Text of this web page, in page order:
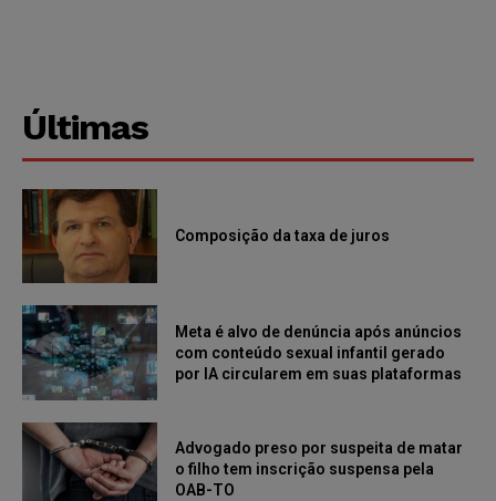
Últimas
Composição da taxa de juros
Meta é alvo de denúncia após anúncios
com conteúdo sexual infantil gerado
por IA circularem em suas plataformas
Advogado preso por suspeita de matar
o filho tem inscrição suspensa pela
OAB-TO